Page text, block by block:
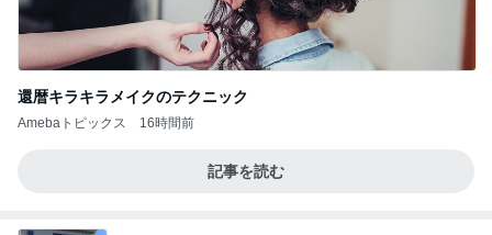
会社で試した快適だった空調服
Amebaトピックス 1日前
パラスジュエリー（白美女神宝珠）の夢の記録